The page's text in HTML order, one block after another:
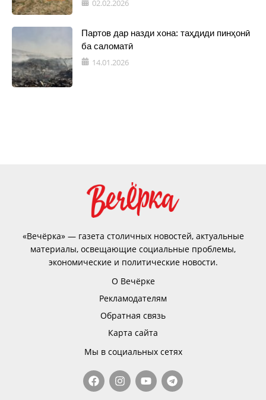
02.02.2026
Партов дар назди хона: таҳдиди пинҳонӣ
ба саломатӣ
14.01.2026
«Вечёрка» — газета столичных новостей, актуальные
материалы, освещающие социальные проблемы,
экономические и политические новости.
О Вечёрке
Рекламодателям
Обратная связь
Карта сайта
Мы в социальных сетях